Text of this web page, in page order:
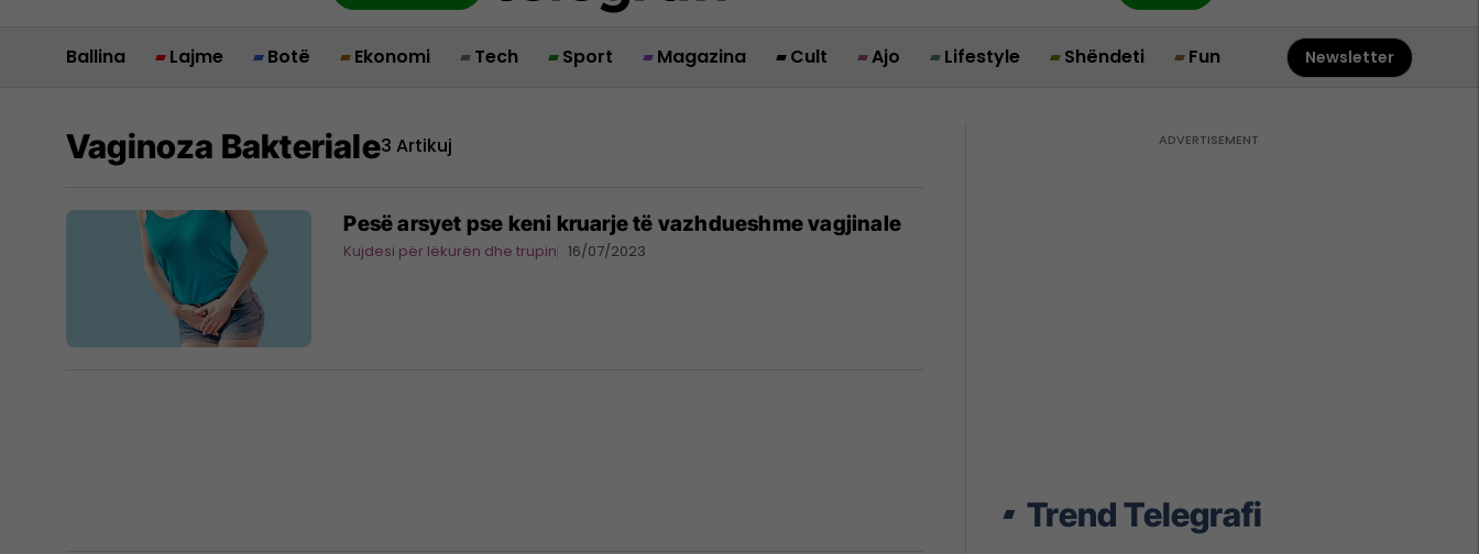
Ballina Lajme Botë Ekonomi Tech Sport Magazina Cult Ajo Lifestyle Shëndeti Fun Newsletter
Vaginoza Bakteriale3 Artikuj
Pesë arsyet pse keni kruarje të vazhdueshme vagjinale
Kujdesi për lëkurën dhe trupin 16/07/2023
Trend Telegrafi